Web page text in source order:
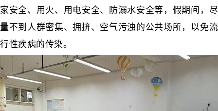
家安全、用火、用电安全、防溺水安全等，假期间，尽
量不到人群密集、拥挤、空气污浊的公共场所，以免流
行性疾病的传染。